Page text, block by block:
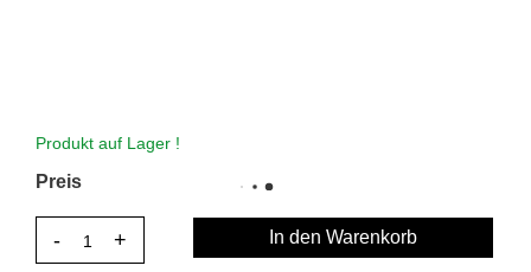
Produkt auf Lager !
Preis
In den Warenkorb